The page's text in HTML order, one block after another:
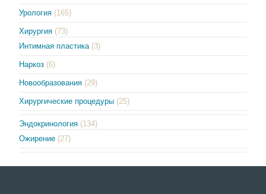
Урология (165)
Хирургия (73)
Интимная пластика (3)
Наркоз (6)
Новообразования (29)
Хирургические процедуры (25)
Эндокринология (134)
Ожирение (27)